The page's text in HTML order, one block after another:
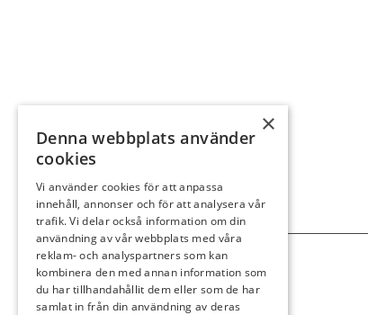
×
Denna webbplats använder
cookies
Vi använder cookies för att anpassa
innehåll, annonser och för att analysera vår
trafik. Vi delar också information om din
användning av vår webbplats med våra
reklam- och analyspartners som kan
kombinera den med annan information som
du har tillhandahållit dem eller som de har
samlat in från din användning av deras